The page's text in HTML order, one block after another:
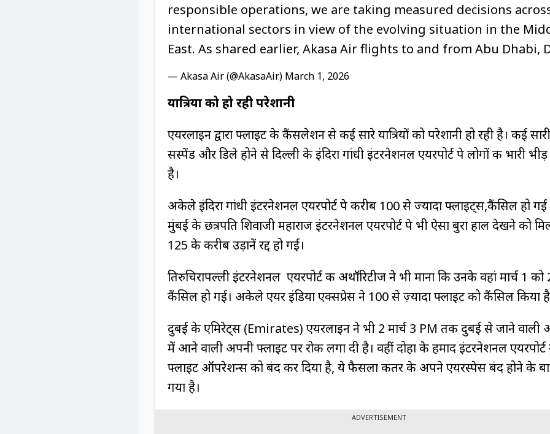
responsible operations, we are taking measured decisions
international sectors in view of the evolving situation in the
East. As shared earlier, Akasa Air flights to and from Abu Dhabi,
— Akasa Air (@AkasaAir) March 1, 2026
यात्रियों को हो रही परेशानी
एयरलाइन द्वारा फ्लाइट के कैंसलेशन से कई सारे यात्रियों को परेशानी हो रही है। कई
सस्पेंड और डिले होने से दिल्ली के इंदिरा गांधी इंटरनेशनल एयरपोर्ट पे लोगों की भारी
है।
अकेले इंदिरा गांधी इंटरनेशनल एयरपोर्ट पे करीब 100 से ज्यादा फ्लाइट्स,कैंसिल हो गई
मुंबई के छत्रपति शिवाजी महाराज इंटरनेशनल एयरपोर्ट पे भी ऐसा बुरा हाल देखने को
125 के करीब उड़ानें रद्द हो गई।
तिरुचिरापल्ली इंटरनेशनल एयरपोर्ट की अथॉरिटीज ने भी माना कि उनके वहां मार्च 1 को
कैंसिल हो गई। अकेले एयर इंडिया एक्सप्रेस ने 100 से ज़्यादा फ्लाइट को कैंसिल किया
दुबई के एमिरेट्स (Emirates) एयरलाइन ने भी 2 मार्च 3 PM तक दुबई से जाने वाली
में आने वाली अपनी फ्लाइट पर रोक लगा दी है। वहीं दोहा के हमाद इंटरनेशनल
फ्लाइट ऑपरेशन्स को बंद कर दिया है, ये फैसला कतर के अपने एयरस्पेस बंद होने के
गया है।
ADVERTISEMENT